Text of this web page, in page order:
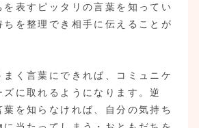
表すピッタリの言葉を知ってい
を整理でき相手に伝えることが
まく言葉にできれば、コミュニケ
ズに取れるようになります。逆
葉を知らなければ、自分の気持ち